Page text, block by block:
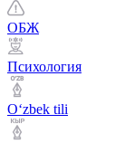
ОБЖ
Психология
Оʻzbek tili